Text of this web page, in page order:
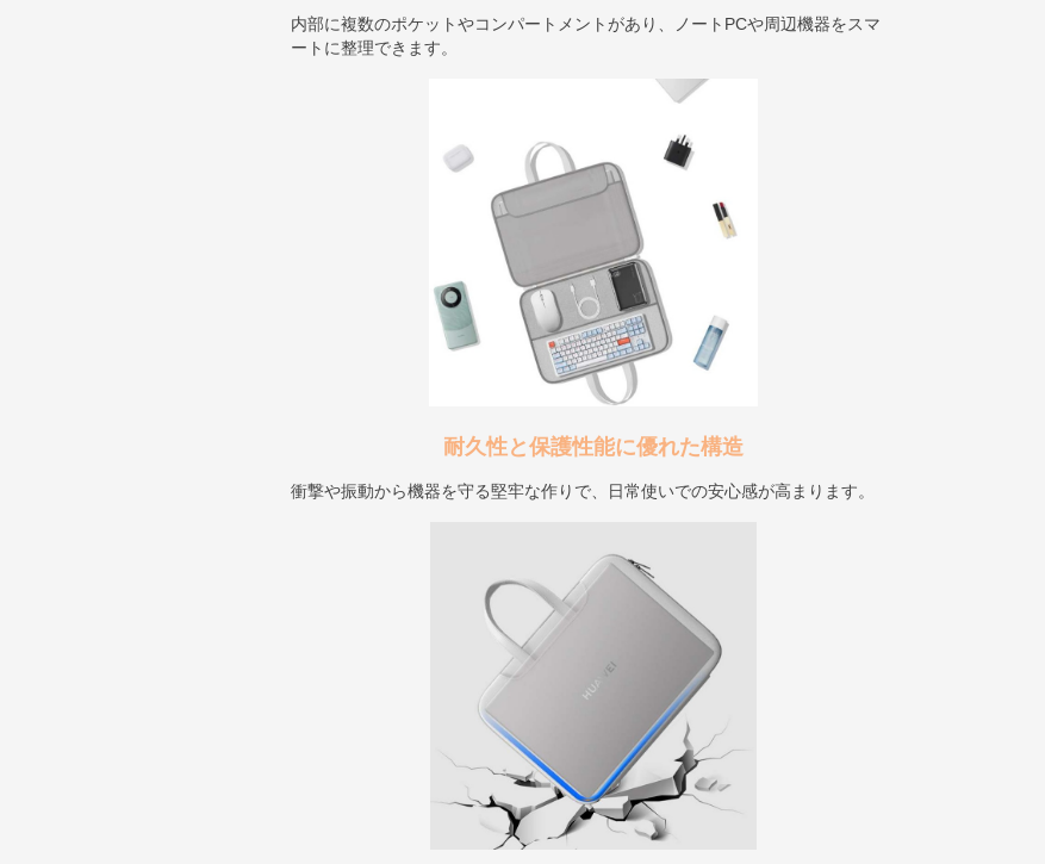
内部に複数のポケットやコンパートメントがあり、ノートPCや周辺機器をスマ
ートに整理できます。
耐久性と保護性能に優れた構造
衝撃や振動から機器を守る堅牢な作りで、日常使いでの安心感が高まります。